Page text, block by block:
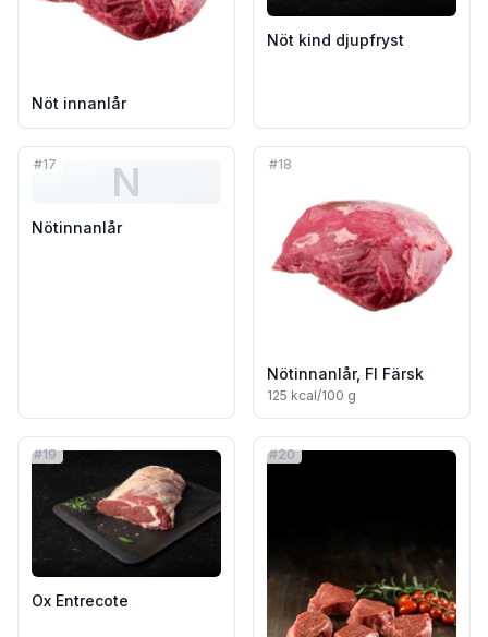
Nöt innanlår
Nöt kind djupfryst
#17 N
Nötinnanlår
#18
Nötinnanlår, FI Färsk
125 kcal/100 g
#19
Ox Entrecote
#20